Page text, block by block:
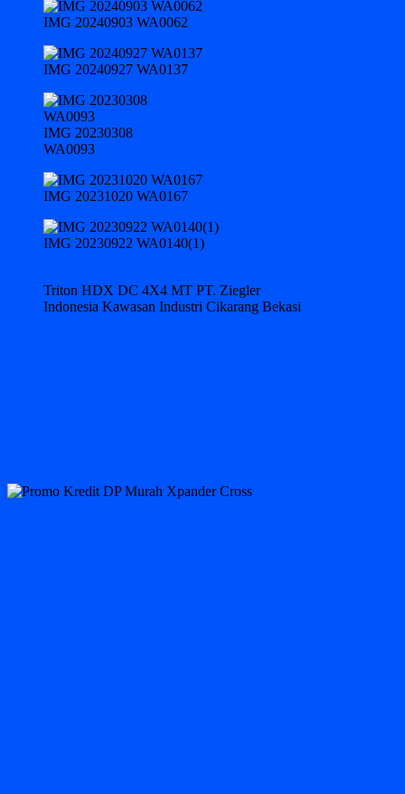
IMG 20240903 WA0062
IMG 20240927 WA0137
IMG 20230308
WA0093
IMG 20231020 WA0167
IMG 20230922 WA0140(1)
Triton HDX DC 4X4 MT PT. Ziegler
Indonesia Kawasan Industri Cikarang Bekasi